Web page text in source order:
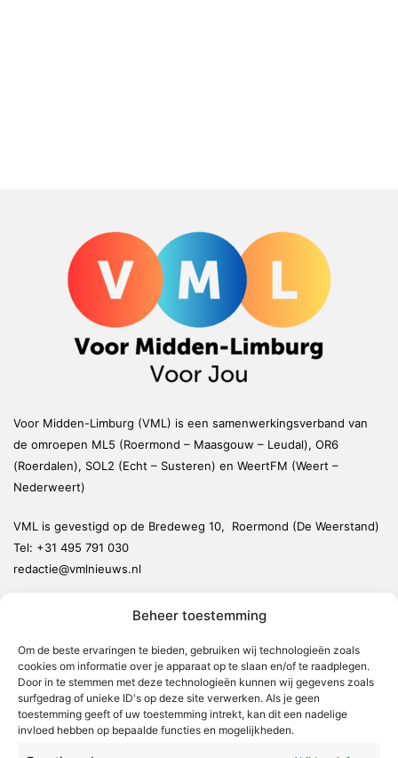
Beheer toestemming
Om de beste ervaringen te bieden, gebruiken wij technologieën zoals
cookies om informatie over je apparaat op te slaan en/of te raadplegen.
Door in te stemmen met deze technologieën kunnen wij gegevens zoals
surfgedrag of unieke ID's op deze site verwerken. Als je geen
toestemming geeft of uw toestemming intrekt, kan dit een nadelige
invloed hebben op bepaalde functies en mogelijkheden.
Voor Midden-Limburg (VML) is een samenwerkingsverband van
de omroepen ML5 (Roermond – Maasgouw – Leudal), OR6
(Roerdalen), SOL2 (Echt – Susteren) en WeertFM (Weert –
Nederweert)
VML is gevestigd op de Bredeweg 10, Roermond (De Weerstand)
Tel: +31 495 791 030
redactie@vmlnieuws.nl
Leudal
Maasgouw
Echt-Susteren